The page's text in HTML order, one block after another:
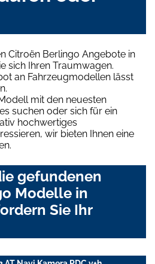
Citroën Berlingo Angebote in
sich Ihren Traumwagen.
an Fahrzeugmodellen lässt
mit den neuesten
suchen oder sich für ein
hochwertiges
wir bieten Ihnen eine
gefundenen
Modelle in
Sie Ihr